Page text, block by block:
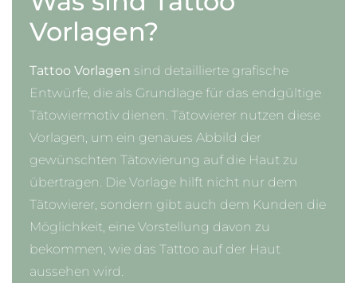
Vorlagen?
Tattoo Vorlagen sind detaillierte grafische
Entwürfe, die als Grundlage für das endgültige
Tätowiermotiv dienen. Tätowierer nutzen diese
Vorlagen, um ein genaues Abbild der
gewünschten Tätowierung auf die Haut zu
übertragen. Die Vorlage hilft nicht nur dem
Tätowierer, sondern gibt auch dem Kunden die
Möglichkeit, eine Vorstellung davon zu
bekommen, wie das Tattoo auf der Haut
aussehen wird.